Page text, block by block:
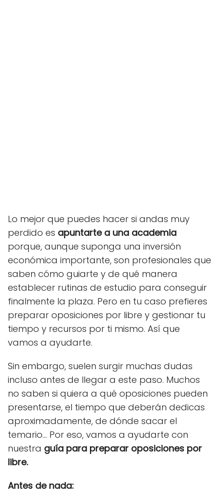
Lo mejor que puedes hacer si andas muy
perdido es apuntarte a una academia
porque, aunque suponga una inversión
económica importante, son profesionales que
saben cómo guiarte y de qué manera
establecer rutinas de estudio para conseguir
finalmente la plaza. Pero en tu caso prefieres
preparar oposiciones por libre y gestionar tu
tiempo y recursos por ti mismo. Así que
vamos a ayudarte.
Sin embargo, suelen surgir muchas dudas
incluso antes de llegar a este paso. Muchos
no saben si quiera a qué oposiciones pueden
presentarse, el tiempo que deberán dedicas
aproximadamente, de dónde sacar el
temario... Por eso, vamos a ayudarte con
nuestra guía para preparar oposiciones por
libre.
Antes de nada: